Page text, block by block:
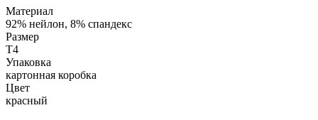
Материал
92% нейлон, 8% спандекс
Размер
T4
Упаковка
картонная коробка
Цвет
красный